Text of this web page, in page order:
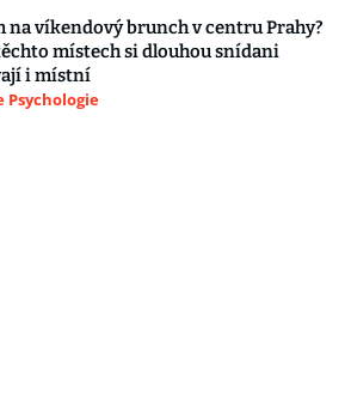
na víkendový brunch v centru Prahy?
místech si dlouhou snídani
i místní
Psychologie